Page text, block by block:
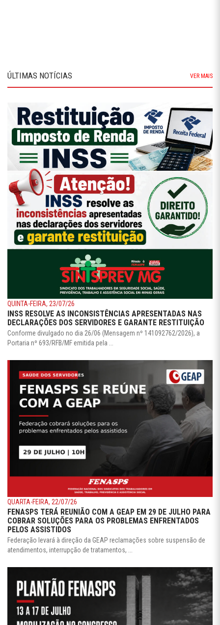
ÚLTIMAS NOTÍCIAS VER MAIS
QUINTA-FEIRA, 23/07/26
INSS RESOLVE AS INCONSISTÊNCIAS APRESENTADAS NAS
DECLARAÇÕES DOS SERVIDORES E GARANTE RESTITUIÇÃO
Conforme divulgado no dia 26/06 (Mensagem nº 141092762/2026), a
Portaria nº 693/RFB/MF emitida pela ...
QUARTA-FEIRA, 22/07/26
FENASPS TERÁ REUNIÃO COM A GEAP EM 29 DE JULHO PARA
COBRAR SOLUÇÕES PARA OS PROBLEMAS ENFRENTADOS
PELOS ASSISTIDOS
Federação levará à direção da GEAP reclamações sobre suspensão de
atendimentos, interrupção de tratamentos, ...